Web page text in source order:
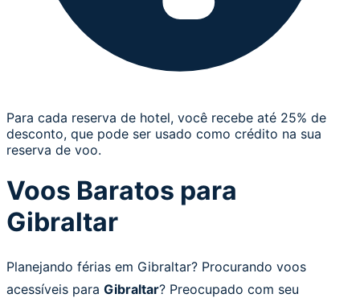
Para cada reserva de hotel, você recebe até 25% de
desconto, que pode ser usado como crédito na sua
reserva de voo.
Voos Baratos para
Gibraltar
Planejando férias em Gibraltar? Procurando voos
acessíveis para Gibraltar? Preocupado com seu